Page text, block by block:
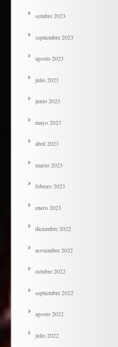
octubre 2023
septiembre 2023
agosto 2023
julio 2023
junio 2023
mayo 2023
abril 2023
marzo 2023
febrero 2023
enero 2023
diciembre 2022
noviembre 2022
octubre 2022
septiembre 2022
agosto 2022
julio 2022